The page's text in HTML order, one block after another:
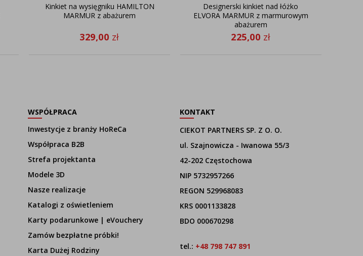
Kinkiet na wysięgniku HAMILTON
MARMUR z abażurem
329,00 zł
Designerski kinkiet nad łóżko
ELVORA MARMUR z marmurowym
abażurem
225,00 zł
WSPÓŁPRACA
Inwestycje z branży HoReCa
Współpraca B2B
Strefa projektanta
Modele 3D
Nasze realizacje
Katalogi z oświetleniem
Karty podarunkowe | eVouchery
Zamów bezpłatne próbki!
Karta Dużej Rodziny
KONTAKT
CIEKOT PARTNERS SP. Z O. O.
ul. Szajnowicza - Iwanowa 55/3
42-202 Częstochowa
NIP 5732957266
REGON 529968083
KRS 0001133828
BDO 000670298
tel.: +48 798 747 891